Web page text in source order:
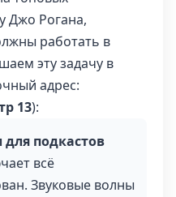
Джо Рогана,
работать в
эту задачу в
адрес:
13):
для подкастов
всё
Звуковые волны